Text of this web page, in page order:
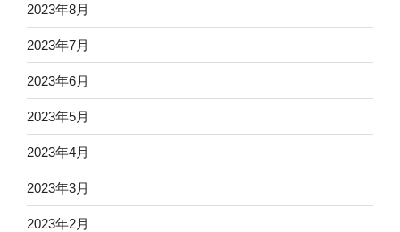
2023年8月
2023年7月
2023年6月
2023年5月
2023年4月
2023年3月
2023年2月